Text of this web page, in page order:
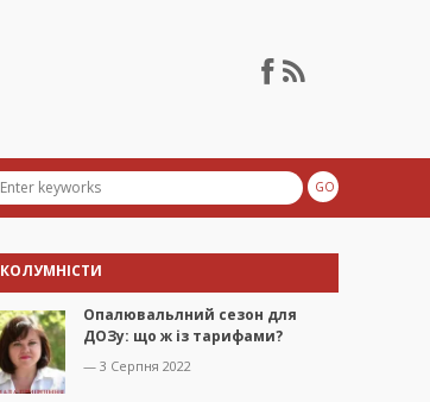
КОЛУМНІСТИ
Опалювальлний сезон для
ДОЗу: що ж із тарифами?
— 3 Серпня 2022